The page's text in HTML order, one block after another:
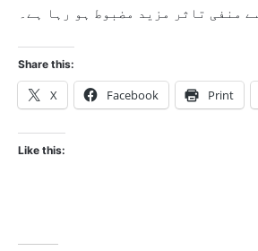
منفی تاثر مزید مضبوط ہو رہا ہے۔
Share this:
X Facebook Print
Like this: